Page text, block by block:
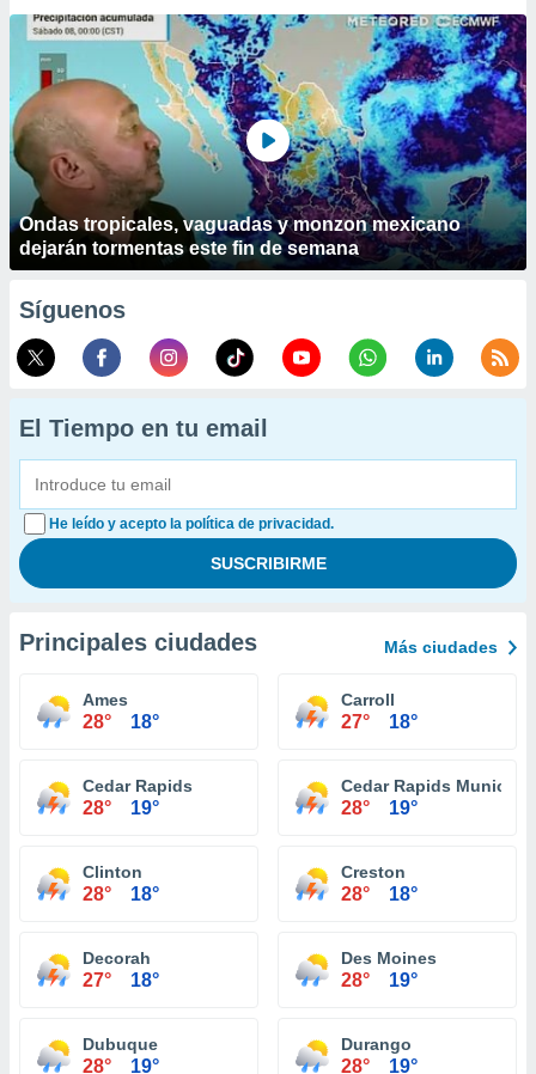
Ondas tropicales, vaguadas y monzon mexicano
dejarán tormentas este fin de semana
Síguenos
El Tiempo en tu email
He leído y acepto la política de privacidad.
Principales ciudades Más ciudades
Ames
28° 18°
Carroll
27° 18°
Cedar Rapids
28° 19°
Cedar Rapids
28° 19°
Clinton
28° 18°
Creston
28° 18°
Decorah
27° 18°
Des Moines
28° 19°
Dubuque
28° 19°
Durango
28° 19°